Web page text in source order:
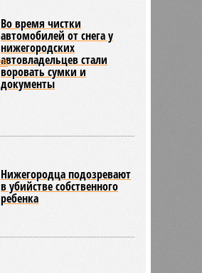
Во время чистки
автомобилей от снега у
нижегородских
автовладельцев стали
воровать сумки и
документы
Нижегородца подозревают
в убийстве собственного
ребенка